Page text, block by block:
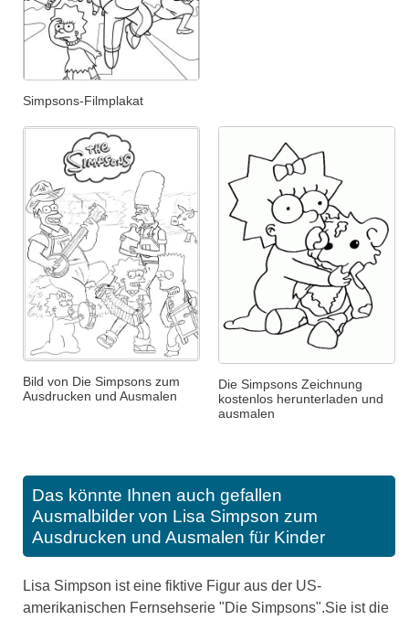
Simpsons-Filmplakat
Bild von Die Simpsons zum
Ausdrucken und Ausmalen
Die Simpsons Zeichnung
kostenlos herunterladen und
ausmalen
Das könnte Ihnen auch gefallen
Ausmalbilder von Lisa Simpson zum
Ausdrucken und Ausmalen für Kinder
Lisa Simpson ist eine fiktive Figur aus der US-
amerikanischen Fernsehserie "Die Simpsons".Sie ist die